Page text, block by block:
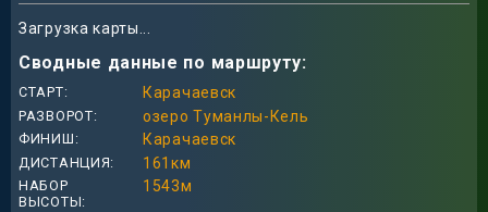
Загрузка карты...
Сводные данные по маршруту:
СТАРТ Карачаевск
РАЗВОРОТ озеро Туманлы-Кель
ФИНИШ Карачаевск
ДИСТАНЦИЯ 161км
НАБОР
ВЫСОТЫ
1543м